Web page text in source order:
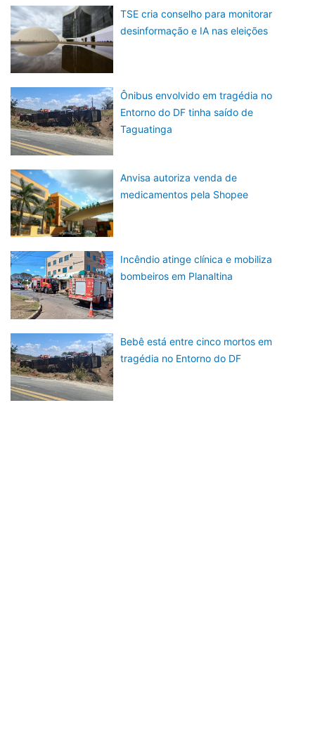
TSE cria conselho para monitorar
desinformação e IA nas eleições
Ônibus envolvido em tragédia no
Entorno do DF tinha saído de
Taguatinga
Anvisa autoriza venda de
medicamentos pela Shopee
Incêndio atinge clínica e mobiliza
bombeiros em Planaltina
Bebê está entre cinco mortos em
tragédia no Entorno do DF